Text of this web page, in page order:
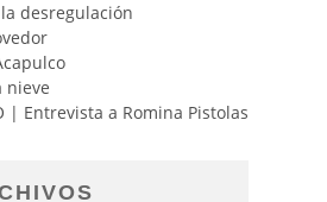
desregulación
nieve
| Entrevista a Romina Pistolas